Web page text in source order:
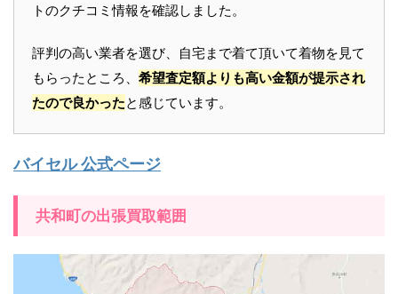
トのクチコミ情報を確認しました。
評判の高い業者を選び、自宅まで着て頂いて着物を見て
もらったところ、 希望査定額よりも高い金額が提示され
たので良かったと感じています。
バイセル 公式ページ
共和町の出張買取範囲